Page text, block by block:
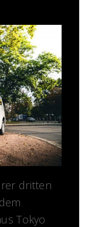
dritten
Tokyo